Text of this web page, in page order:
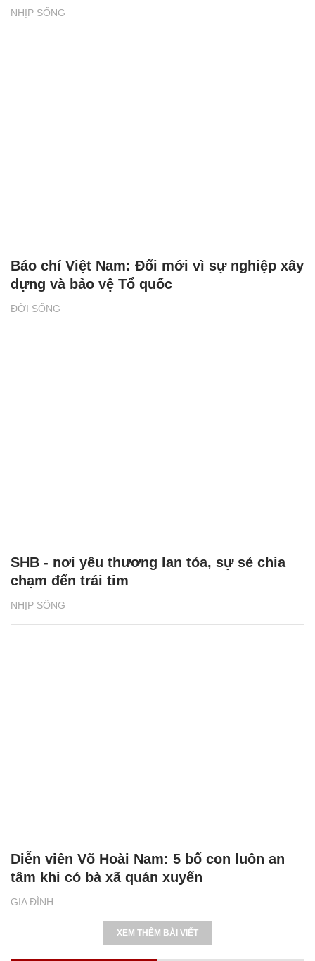
NHỊP SỐNG
ĐỜI SỐNG
Báo chí Việt Nam: Đổi mới vì sự nghiệp xây
dựng và bảo vệ Tổ quốc
NHỊP SỐNG
SHB - nơi yêu thương lan tỏa, sự sẻ chia
chạm đến trái tim
GIA ĐÌNH
Diễn viên Võ Hoài Nam: 5 bố con luôn an
tâm khi có bà xã quán xuyến
XEM THÊM BÀI VIẾT